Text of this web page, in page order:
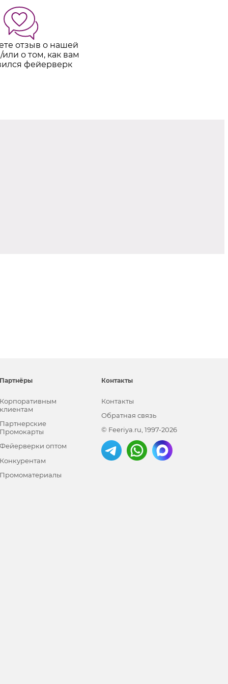
отзыв о нашей
о том, как вам
фейерверк
оптом
Контакты
Контакты
Обратная связь
© Feeriya.ru, 1997-2026